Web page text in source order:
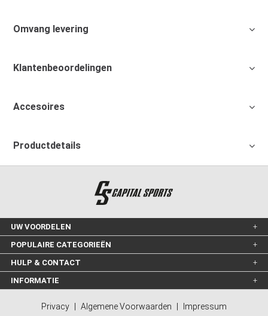
Omvang levering
Klantenbeoordelingen
Accesoires
Productdetails
UW VOORDELEN
POPULAIRE CATEGORIEËN
HULP & CONTACT
INFORMATIE
Privacy Algemene Voorwaarden Impressum